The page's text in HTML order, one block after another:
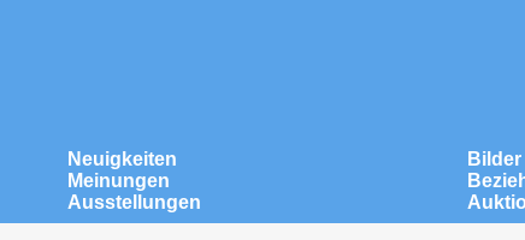
Neuigkeiten Bilder
Meinungen
Ausstellungen